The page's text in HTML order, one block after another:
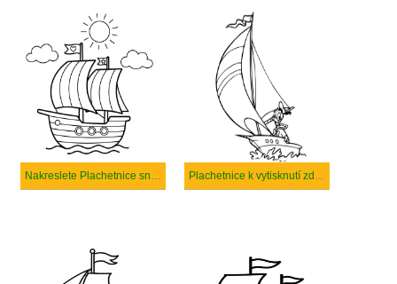
Nakreslete Plachetnice snadný tisknutelné Plachetnice k vytisknutí zdarma